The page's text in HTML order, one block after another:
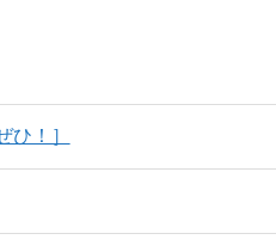
ひ！］